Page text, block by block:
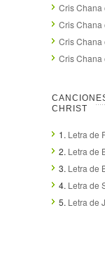
Cris Chana
Cris Chana
Cris Chana
Cris Chana
CHRIST
1. Letra de
2. Letra de
3. Letra de
4. Letra de
5. Letra de